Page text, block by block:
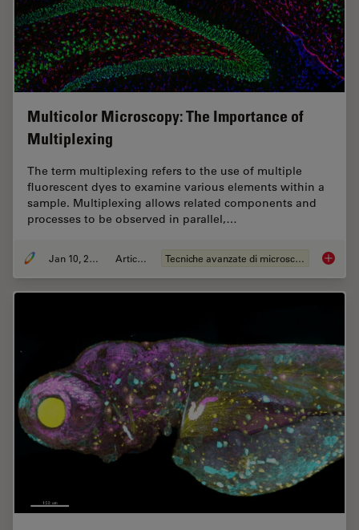
Multicolor Microscopy: The Importance of
Multiplexing
The term multiplexing refers to the use of multiple
fluorescent dyes to examine various elements within a
sample. Multiplexing allows related components and
processes to be observed in parallel,…
Jan 10, 2022 Articolo Tecniche avanzate di microscopia